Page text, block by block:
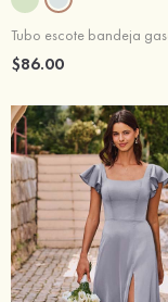
$86.00